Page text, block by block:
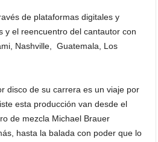
de plataformas digitales y
y el reencuentro del cantautor con
Nashville, Guatemala, Los
disco de su carrera es un viaje por
esta producción van desde el
de mezcla Michael Brauer
hasta la balada con poder que lo